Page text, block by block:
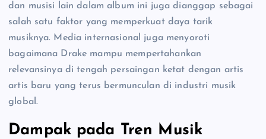
dan musisi lain dalam album ini juga dianggap sebagai
salah satu faktor yang memperkuat daya tarik
musiknya. Media internasional juga menyoroti
bagaimana Drake mampu mempertahankan
relevansinya di tengah persaingan ketat dengan artis
artis baru yang terus bermunculan di industri musik
global.
Dampak pada Tren Musik